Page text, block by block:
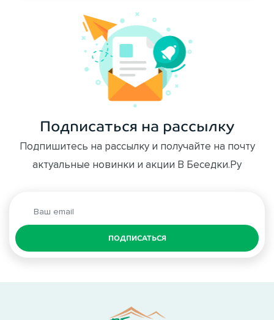
Подписаться на рассылку
Подпишитесь на рассылку и получайте на почту
актуальные новинки и акции В Беседки.Ру
ПОДПИСАТЬСЯ